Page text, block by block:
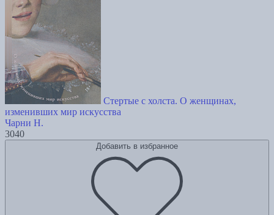
Стертые с холста. О женщинах,
изменивших мир искусства
Чарни Н.
3040
Добавить в избранное